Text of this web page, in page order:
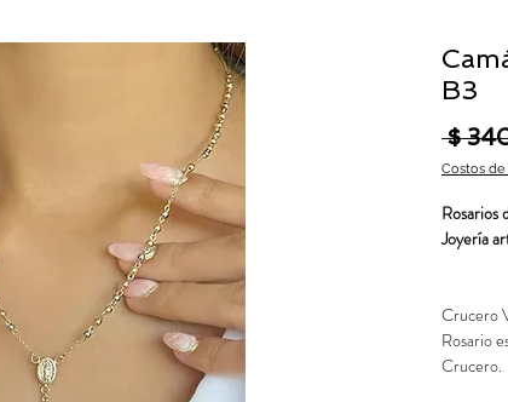
B3
$
Costos de
Rosarios
Joyería
Crucero
Rosario
Crucero.